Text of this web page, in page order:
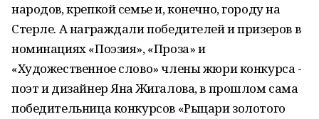
народов, крепкой семье и, конечно, городу на
Стерле. А награждали победителей и призеров в
номинациях «Поэзия», «Проза» и
«Художественное слово» члены жюри конкурса -
поэт и дизайнер Яна Жигалова, в прошлом сама
победительница конкурсов «Рыцари золотого